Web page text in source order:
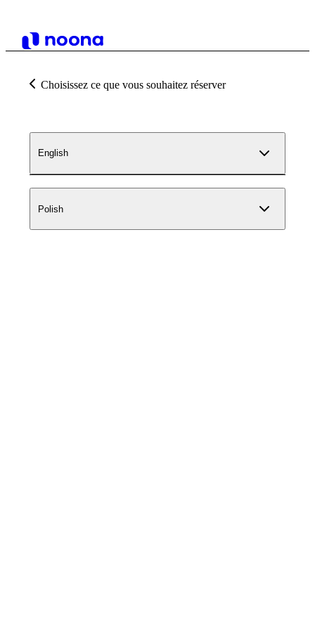
Choisissez ce que vous souhaitez réserver
English
Polish